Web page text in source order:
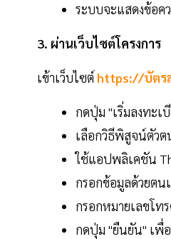
ระบบจะแสดงข้อค
3. ผ่านเว็บไซต์โครงการ
เข้าเว็บไซต์ https://บัตร
กดปุ่ม "เริ่มลงทะเ
เลือกวิธีพิสูจน์ตัว
ใช้แอปพลิเคชัน
กรอกข้อมูลด้วยตน
กรอกหมายเลขโท
กดปุ่ม "ยืนยัน" เพื่